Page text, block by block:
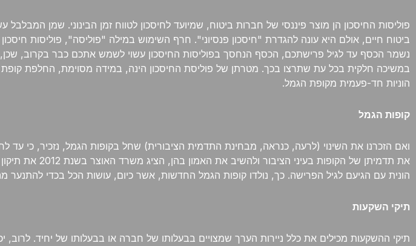
פוליסות החיסכון הן מוצר פיננסי של חברות ביטוח, שמיועד לחיסכון לטווח זמן הבינוני. שמן
ביטוח חיים, אולם היא עונה להגדרת "חיסכון פנסיוני". חרף השימוש במילה "פוליסה", פוליסות
נשמר הכסף עד לגיל פרישתכם, הכסף הנחסך בפוליסות החיסכון עשוי לשמש אתכם כבר בקרוב, שכן,
במשיכה חלקית בכל עת שתרצו בכך. מטרתן של פוליסת החיסכון הינה, במידה מסוימת, החלפת
הוניות חד-פעמית מקופת הגמל.
קופות הגמל
הונית עם הגיעם לגיל הפרישה. כך, נולדו קופות הגמל החדשות, אשר כיום, עושות הכל בכדי
תיקי השקעות
תיקי ההשקעות מכילים את כלל ניירות הערך שמצויים בבעלותו של חברה או בבעלותו של יחיד.